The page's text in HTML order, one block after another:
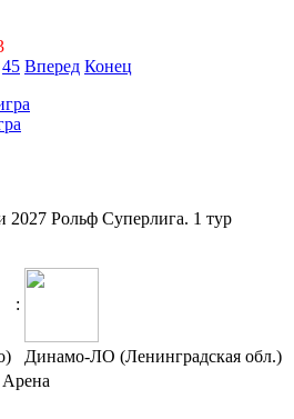
45 Вперед Конец
2027 Рольф Суперлига. 1 тур
:
Динамо-ЛО (Ленинградская обл.)